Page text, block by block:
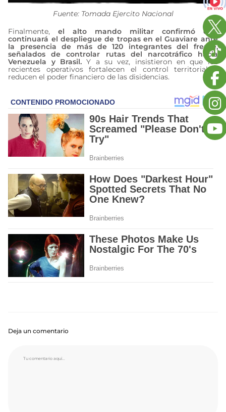
Fuente: Tomada Ejercito Nacional
Finalmente, el alto mando militar confirmó que
continuará el despliegue de tropas en el Guaviare ante
la presencia de más de 120 integrantes del frente,
señalados de controlar rutas del narcotráfico hacia
Venezuela y Brasil.Y a su vez, insistieron en que los
recientes operativos fortalecen el control territorial y
reducen el poder financiero de las disidencias.
Deja un comentario